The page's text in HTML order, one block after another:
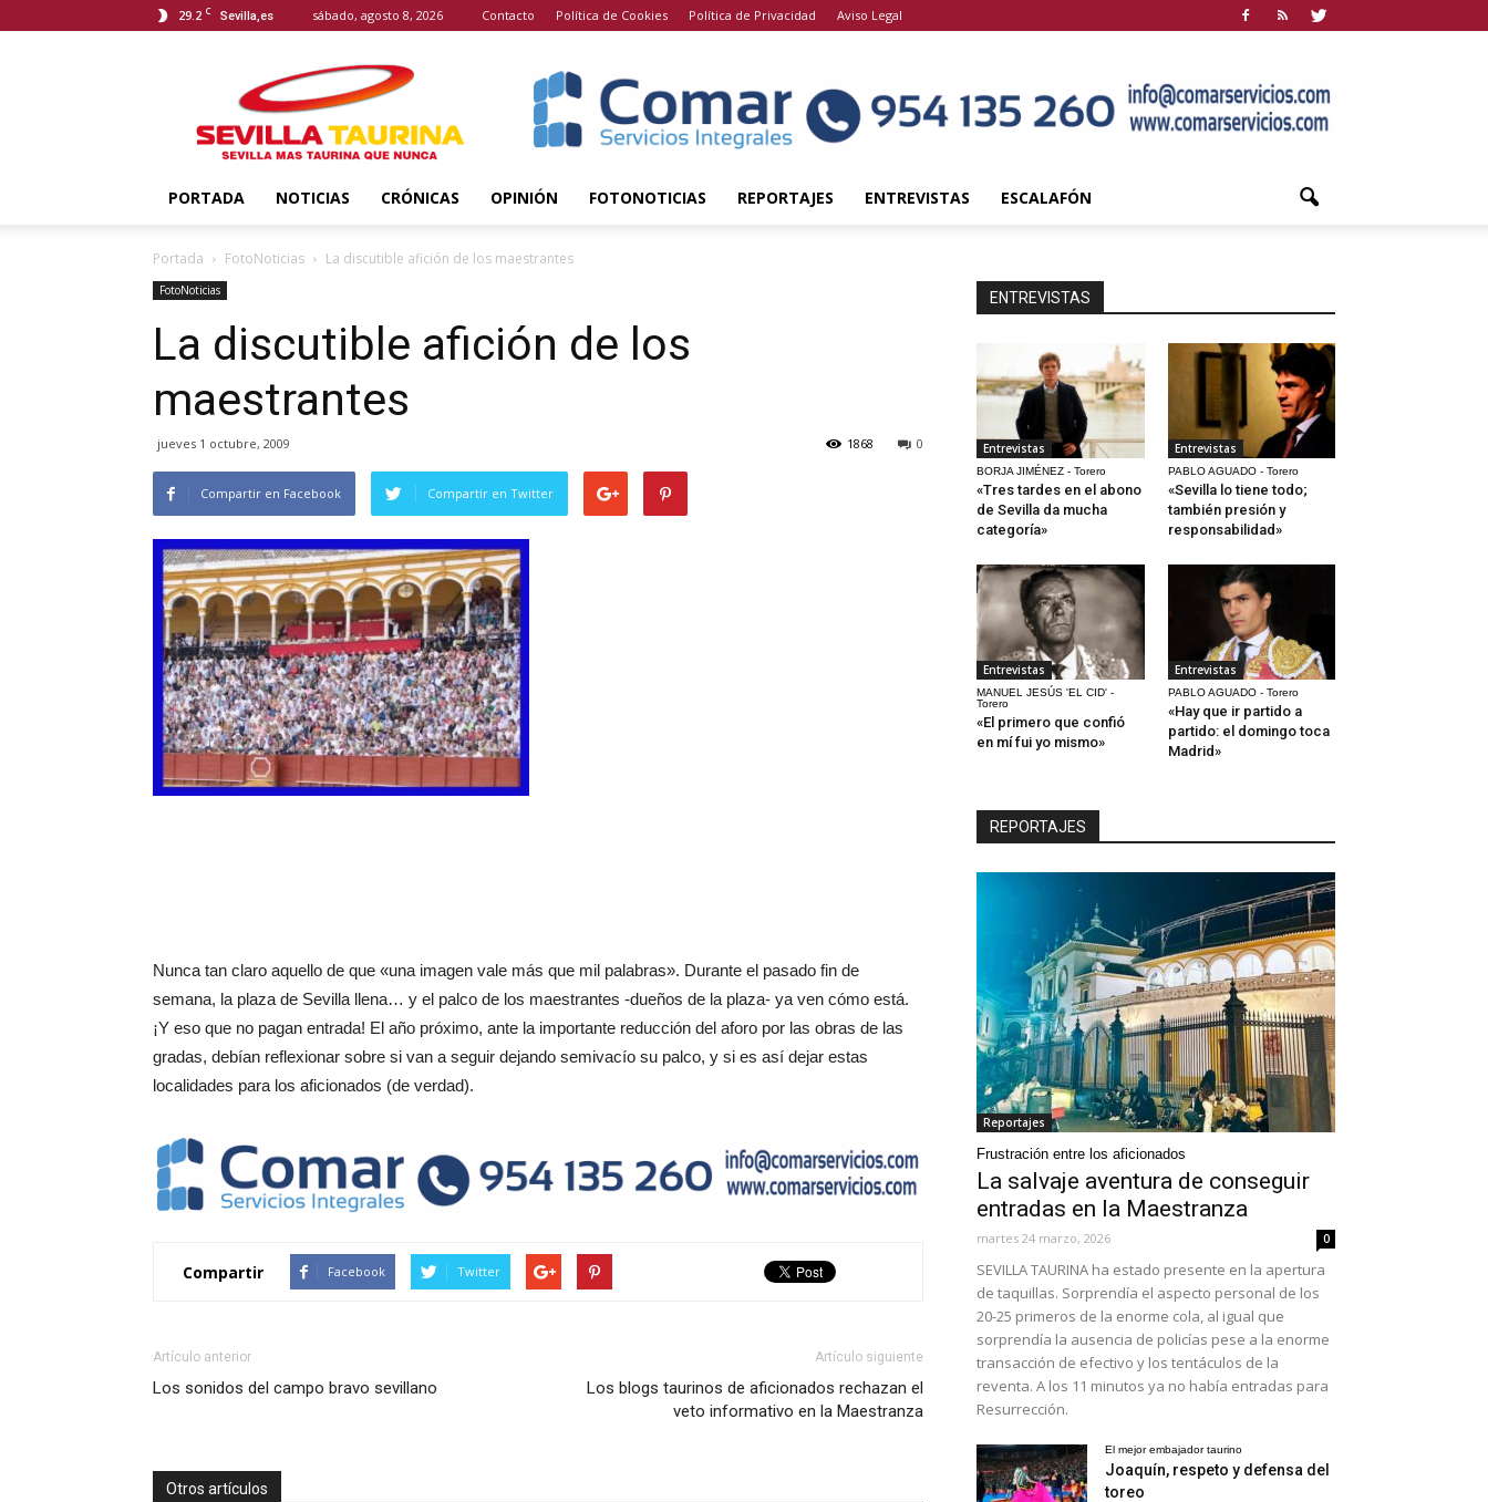
29.2 C Sevilla,es sábado, agosto 8, 2026 Contacto Política de Cookies Política de Privacidad Aviso Legal
Taurina
PORTADA NOTICIAS CRÓNICAS OPINIÓN FOTONOTICIAS REPORTAJES ENTREVISTAS ESCALAFÓN
Portada FotoNoticias La discutible afición de los maestrantes
FotoNoticias
La discutible afición de los
maestrantes
jueves 1 octubre, 2009 0
1868
Compartir en Facebook Compartir en Twitter
Nunca tan claro aquello de que «una imagen vale más que mil palabras». Durante el pasado fin de
semana, la plaza de Sevilla llena… y el palco de los maestrantes -dueños de la plaza- ya ven cómo está.
¡Y eso que no pagan entrada! El año próximo, ante la importante reducción del aforo por las obras de las
gradas, debían reflexionar sobre si van a seguir dejando semivacío su palco, y si es así dejar estas
localidades para los aficionados (de verdad).
Compartir Facebook Twitter
Artículo anterior
Los sonidos del campo bravo sevillano
Artículo siguiente
Los blogs taurinos de aficionados rechazan el
veto informativo en la Maestranza
Otros artículos
ENTREVISTAS
Entrevistas
BORJA JIMÉNEZ - Torero
«Tres tardes en el abono
de Sevilla da mucha
categoría»
Entrevistas
PABLO AGUADO - Torero
«Sevilla lo tiene todo;
también presión y
responsabilidad»
Entrevistas
MANUEL JESÚS 'EL CID' -
Torero
«El primero que confió
en mí fui yo mismo»
Entrevistas
PABLO AGUADO - Torero
«Hay que ir partido a
partido: el domingo toca
Madrid»
REPORTAJES
Reportajes
Frustración entre los aficionados
La salvaje aventura de conseguir
entradas en la Maestranza
martes 24 marzo, 2026 0
SEVILLA TAURINA ha estado presente en la apertura
de taquillas. Sorprendía el aspecto personal de los
20-25 primeros de la enorme cola, al igual que
sorprendía la ausencia de policías pese a la enorme
transacción de efectivo y los tentáculos de la
reventa. A los 11 minutos ya no había entradas para
Resurrección.
El mejor embajador taurino
Joaquín, respeto y defensa del
toreo